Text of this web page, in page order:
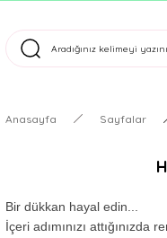
Tüm
Anasayfa Sayfalar
Bir dükkan hayal edin...
İçeri adımınızı